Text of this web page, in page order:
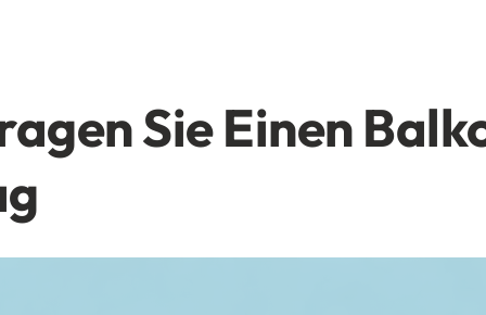
Sie Einen